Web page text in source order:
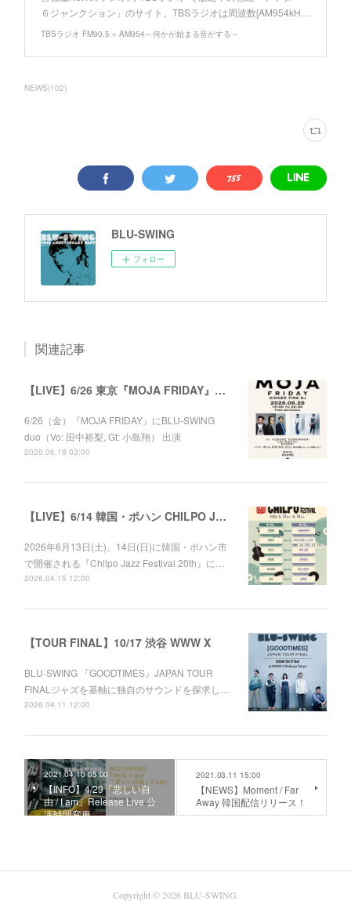
６ジャンクション」のサイト。TBSラジオは周波数[AM954kH…
TBSラジオ FM90.5 + AM954～何かが始まる音がする～
NEWS(102)
BLU-SWING
フォロー
関連記事
【LIVE】6/26 東京『MOJA FRIDAY』出演
6/26（金）『MOJA FRIDAY』にBLU-SWING
duo（Vo: 田中裕梨, Gt: 小島翔） 出演
2026.06.18 03:00
【LIVE】6/14 韓国・ポハン CHILPO JAZZ FESTIVAL 20th
2026年6月13日(土)、14日(日)に韓国・ポハン市
で開催される『Chilpo Jazz Festival 20th』に…
2026.04.15 12:00
【TOUR FINAL】10/17 渋谷 WWW X
BLU-SWING 『GOODTIMES』JAPAN TOUR
FINALジャズを基軸に独自のサウンドを探求し…
2026.04.11 12:00
2021.04.10 05:00
【INFO】4/29『悲しい自
由 / I am』Release Live 公
演時間変更
2021.03.11 15:00
【NEWS】Moment / Far
Away 韓国配信リリース！
Copyright © 2026 BLU-SWING